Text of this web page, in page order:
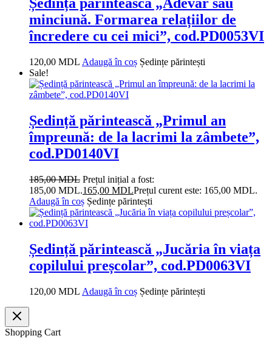
Ședință părintească „Adevăr sau
minciună. Formarea relațiilor de
încredere cu cei mici”, cod.PD0053VI
120,00 MDL Adaugă în coș Ședințe părintești
Sale!
Ședință părintească „Primul an
împreună: de la lacrimi la zâmbete”,
cod.PD0140VI
185,00MDL Prețul inițial a fost:
185,00 MDL.165,00 MDLPrețul curent este: 165,00 MDL.
Adaugă în coș Ședințe părintești
Ședință părintească „Jucăria în viața
copilului preșcolar”, cod.PD0063VI
120,00 MDL Adaugă în coș Ședințe părintești
Shopping Cart